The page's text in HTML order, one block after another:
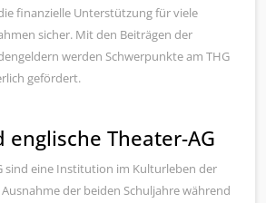
finanzielle Unterstützung für viele
sicher. Mit den Beiträgen der
werden Schwerpunkte am THG
gefördert.
englische Theater-AG
sind eine Institution im Kulturleben der
der beiden Schuljahre während